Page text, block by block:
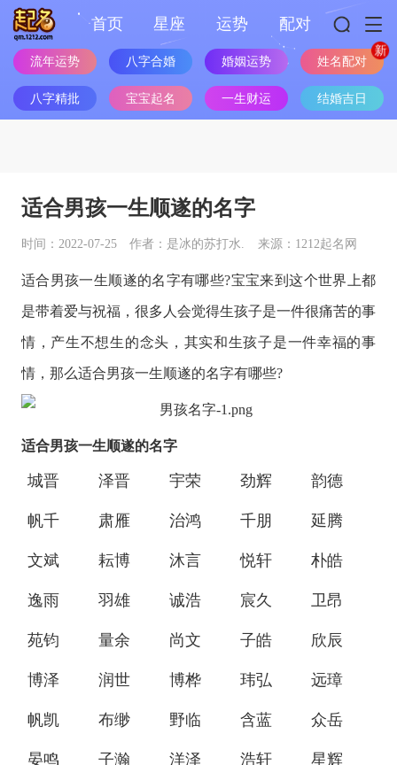
首页 星座 运势 配对
流年运势 八字合婚 婚姻运势 姓名配对
八字精批 宝宝起名 一生财运 结婚吉日
适合男孩一生顺遂的名字
时间：2022-07-25 作者：是冰的苏打水. 来源：1212起名网
适合男孩一生顺遂的名字有哪些?宝宝来到这个世界上都
是带着爱与祝福，很多人会觉得生孩子是一件很痛苦的事
情，产生不想生的念头，其实和生孩子是一件幸福的事
情，那么适合男孩一生顺遂的名字有哪些?
适合男孩一生顺遂的名字
城晋 泽晋 宇荣 劲辉 韵德
帆千 肃雁 治鸿 千朋 延腾
文斌 耘博 沐言 悦轩 朴皓
逸雨 羽雄 诚浩 宸久 卫昂
苑钧 量余 尚文 子皓 欣辰
博泽 润世 博桦 玮弘 远璋
帆凯 布缈 野临 含蓝 众岳
晏鸣 子瀚 洋泽 浩轩 星辉